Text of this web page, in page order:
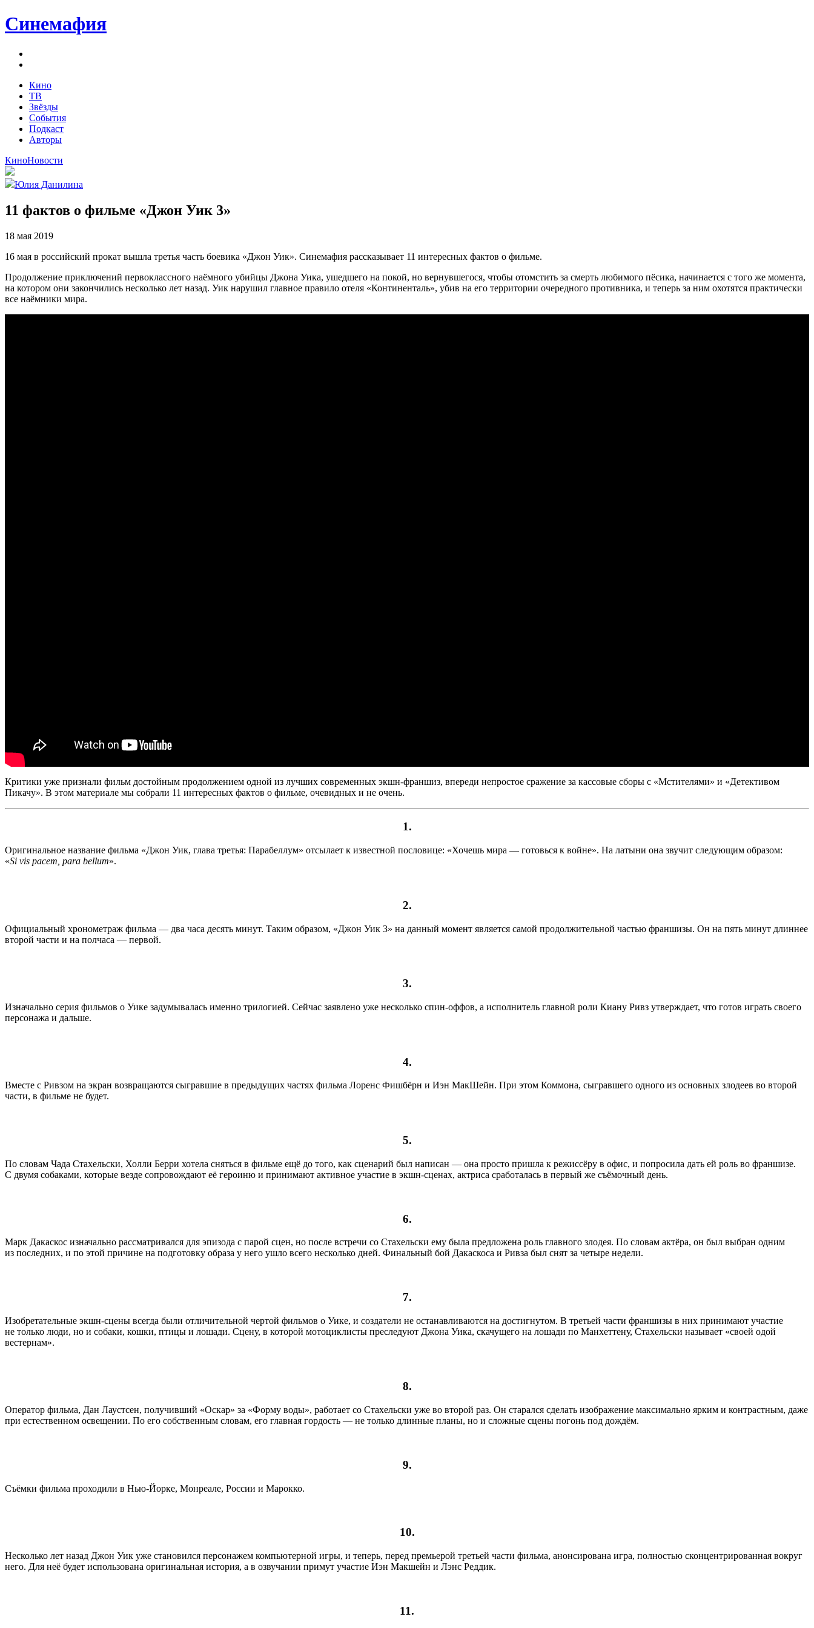
Синемафия
Кино
ТВ
Звёзды
События
Подкаст
Авторы
КиноНовости
Юлия Данилина
11 фактов о фильме «Джон Уик 3»
18 мая 2019
16 мая в российский прокат вышла третья часть боевика «Джон Уик». Синемафия рассказывает 11 интересных фактов о фильме.
Продолжение приключений первоклассного наёмного убийцы Джона Уика, ушедшего на покой, но вернувшегося, чтобы отомстить за смерть любимого пёсика, начинается с того же момента,
на котором они закончились несколько лет назад. Уик нарушил главное правило отеля «Континенталь», убив на его территории очередного противника, и теперь за ним охотятся практически
все наёмники мира.
Критики уже признали фильм достойным продолжением одной из лучших современных экшн-франшиз, впереди непростое сражение за кассовые сборы с «Мстителями» и «Детективом
Пикачу». В этом материале мы собрали 11 интересных фактов о фильме, очевидных и не очень.
1.
Оригинальное название фильма «Джон Уик, глава третья: Парабеллум» отсылает к известной пословице: «Хочешь мира — готовься к войне». На латыни она звучит следующим образом:
«Si vis pacem, para bellum».
2.
Официальный хронометраж фильма — два часа десять минут. Таким образом, «Джон Уик 3» на данный момент является самой продолжительной частью франшизы. Он на пять минут длиннее
второй части и на полчаса — первой.
3.
Изначально серия фильмов о Уике задумывалась именно трилогией. Сейчас заявлено уже несколько спин-оффов, а исполнитель главной роли Киану Ривз утверждает, что готов играть своего
персонажа и дальше.
4.
Вместе с Ривзом на экран возвращаются сыгравшие в предыдущих частях фильма Лоренс Фишбёрн и Иэн МакШейн. При этом Коммона, сыгравшего одного из основных злодеев во второй
части, в фильме не будет.
5.
По словам Чада Стахельски, Холли Берри хотела сняться в фильме ещё до того, как сценарий был написан — она просто пришла к режиссёру в офис, и попросила дать ей роль во франшизе.
С двумя собаками, которые везде сопровождают её героиню и принимают активное участие в экшн-сценах, актриса сработалась в первый же съёмочный день.
6.
Марк Дакаскос изначально рассматривался для эпизода с парой сцен, но после встречи со Стахельски ему была предложена роль главного злодея. По словам актёра, он был выбран одним
из последних, и по этой причине на подготовку образа у него ушло всего несколько дней. Финальный бой Дакаскоса и Ривза был снят за четыре недели.
7.
Изобретательные экшн-сцены всегда были отличительной чертой фильмов о Уике, и создатели не останавливаются на достигнутом. В третьей части франшизы в них принимают участие
не только люди, но и собаки, кошки, птицы и лошади. Сцену, в которой мотоциклисты преследуют Джона Уика, скачущего на лошади по Манхеттену, Стахельски называет «своей одой
вестернам».
8.
Оператор фильма, Дан Лаустсен, получивший «Оскар» за «Форму воды», работает со Стахельски уже во второй раз. Он старался сделать изображение максимально ярким и контрастным, даже
при естественном освещении. По его собственным словам, его главная гордость — не только длинные планы, но и сложные сцены погонь под дождём.
9.
Съёмки фильма проходили в Нью-Йорке, Монреале, России и Марокко.
10.
Несколько лет назад Джон Уик уже становился персонажем компьютерной игры, и теперь, перед премьерой третьей части фильма, анонсирована игра, полностью сконцентрированная вокруг
него. Для неё будет использована оригинальная история, а в озвучании примут участие Иэн Макшейн и Лэнс Реддик.
11.